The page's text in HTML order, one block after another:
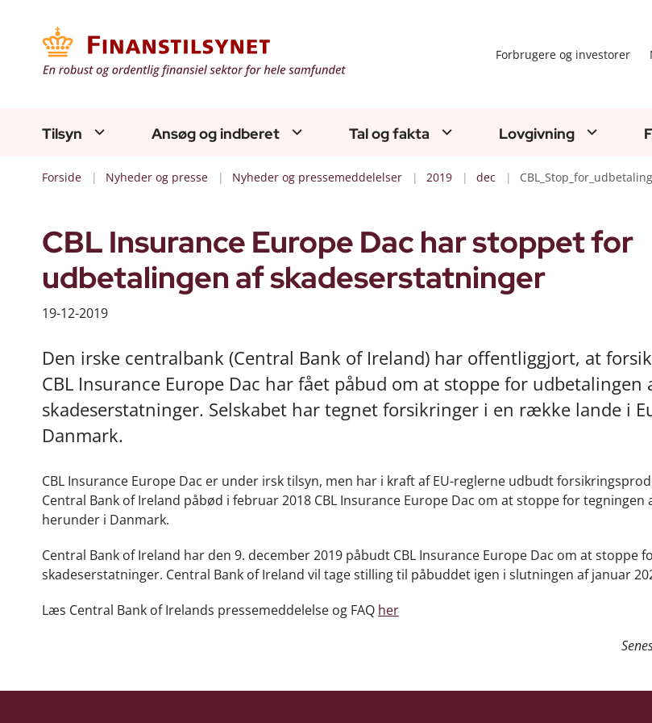
Forbrugere og investorer
Tilsyn Ansøg og indberet Tal og fakta Lovgivning
Forside Nyheder og presse Nyheder og pressemeddelelser 2019 dec
CBL Insurance Europe Dac har stoppet for
udbetalingen af skadeserstatninger
19-12-2019
Den irske centralbank (Central Bank of Ireland) har offentliggjort, at
CBL Insurance Europe Dac har fået påbud om at stoppe for udbetalingen
skadeserstatninger. Selskabet har tegnet forsikringer i en række lande i
Danmark.
CBL Insurance Europe Dac er under irsk tilsyn, men har i kraft af EU-reglerne udbudt
Central Bank of Ireland påbød i februar 2018 CBL Insurance Europe Dac om at stoppe for tegningen
herunder i Danmark.
Central Bank of Ireland har den 9. december 2019 påbudt CBL Insurance Europe Dac om at stoppe
skadeserstatninger. Central Bank of Ireland vil tage stilling til påbuddet igen i slutningen af januar
Læs Central Bank of Irelands pressemeddelelse og FAQ her